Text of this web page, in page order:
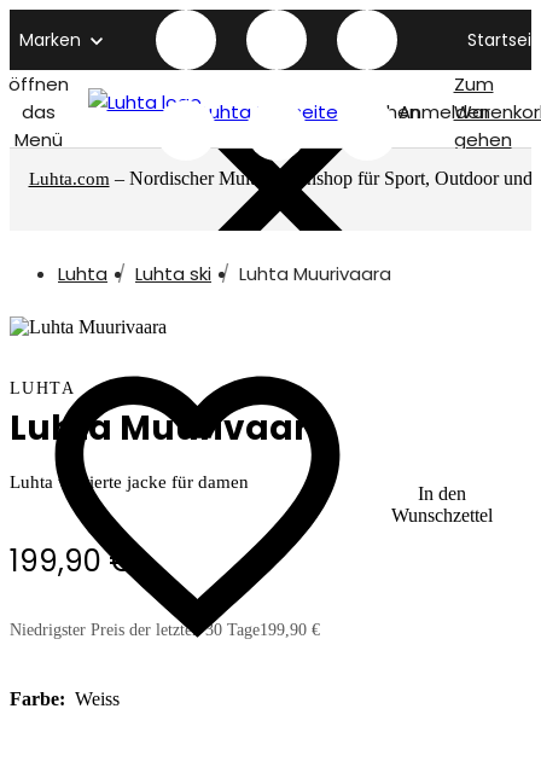
Marken
öffnen
das
Menü
Luhta titelseite SuchenAnmelden
Zum
gehen
Luhta.com – Nordischer Multimarkenshop für Sport, Outdoor und
Luhta Luhta ski Luhta Muurivaara
In den
Wunschzettel
LUHTA
Luhta Muurivaara
Luhta wattierte jacke für damen
199,90 €
Niedrigster Preis der letzten 30 Tage199,90 €
Farbe: Weiss